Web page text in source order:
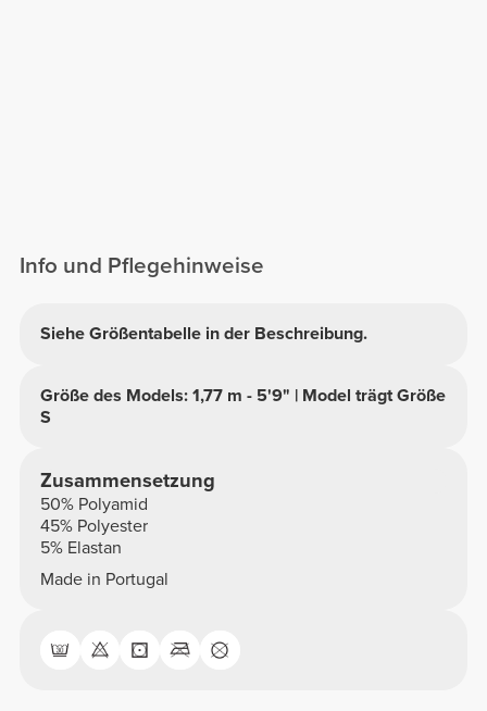
Info und Pflegehinweise
Siehe Größentabelle in der Beschreibung.
Größe des Models: 1,77 m - 5'9" | Model trägt Größe
S
Zusammensetzung
50% Polyamid
45% Polyester
5% Elastan
Made in Portugal